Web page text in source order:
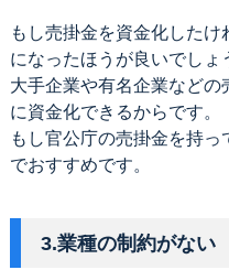
もし売掛金を資金化した
になったほうが良いでしょ
大手企業や有名企業など
に資金化できるからです。
もし官公庁の売掛金を持
でおすすめです。
3.業種の制約がない